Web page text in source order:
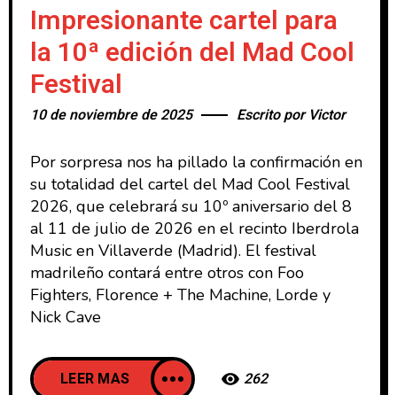
Impresionante cartel para
la 10ª edición del Mad Cool
Festival
10 de noviembre de 2025 Escrito por Victor
Por sorpresa nos ha pillado la confirmación en
su totalidad del cartel del Mad Cool Festival
2026, que celebrará su 10º aniversario del 8
al 11 de julio de 2026 en el recinto Iberdrola
Music en Villaverde (Madrid). El festival
madrileño contará entre otros con Foo
Fighters, Florence + The Machine, Lorde y
Nick Cave
LEER MAS 262